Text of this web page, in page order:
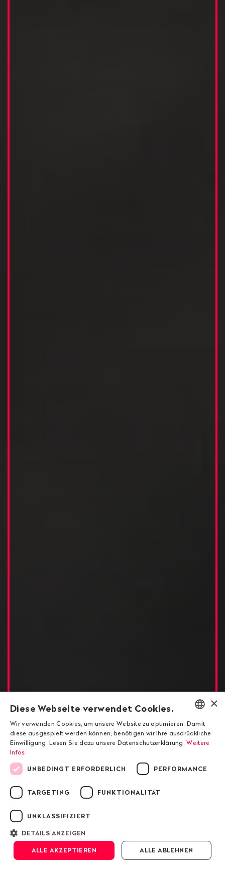
Interview mit Staatsanwalt de Oliveira
«Bei den Rohstoffhändlern
sind wir bereit für die
harte Tour»
ENGLISH
DEUTSCH
×
Diese Webseite verwendet Cookies.
Wir verwenden Cookies, um unsere Website zu optimieren. Damit
diese ausgespielt werden können, benötigen wir Ihre ausdrückliche
Einwilligung. Lesen Sie dazu unsere Datenschutzerklärung. Weitere
Infos
UNBEDINGT ERFORDERLICH PERFORMANCE
TARGETING FUNKTIONALITÄT
UNKLASSIFIZIERT
DETAILS ANZEIGEN
ALLE AKZEPTIEREN ALLE ABLEHNEN